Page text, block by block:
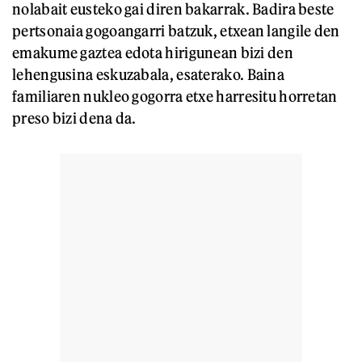
nolabait eusteko gai diren bakarrak. Badira beste
pertsonaia gogoangarri batzuk, etxean langile den
emakume gaztea edota hirigunean bizi den
lehengusina eskuzabala, esaterako. Baina
familiaren nukleo gogorra etxe harresitu horretan
preso bizi dena da.